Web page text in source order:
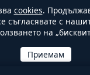
cookies.
съгласявате с
на